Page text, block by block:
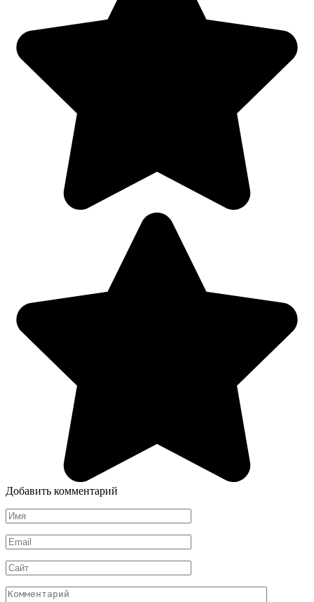
Добавить комментарий
Имя
*
Email
*
Сайт
Комментарий